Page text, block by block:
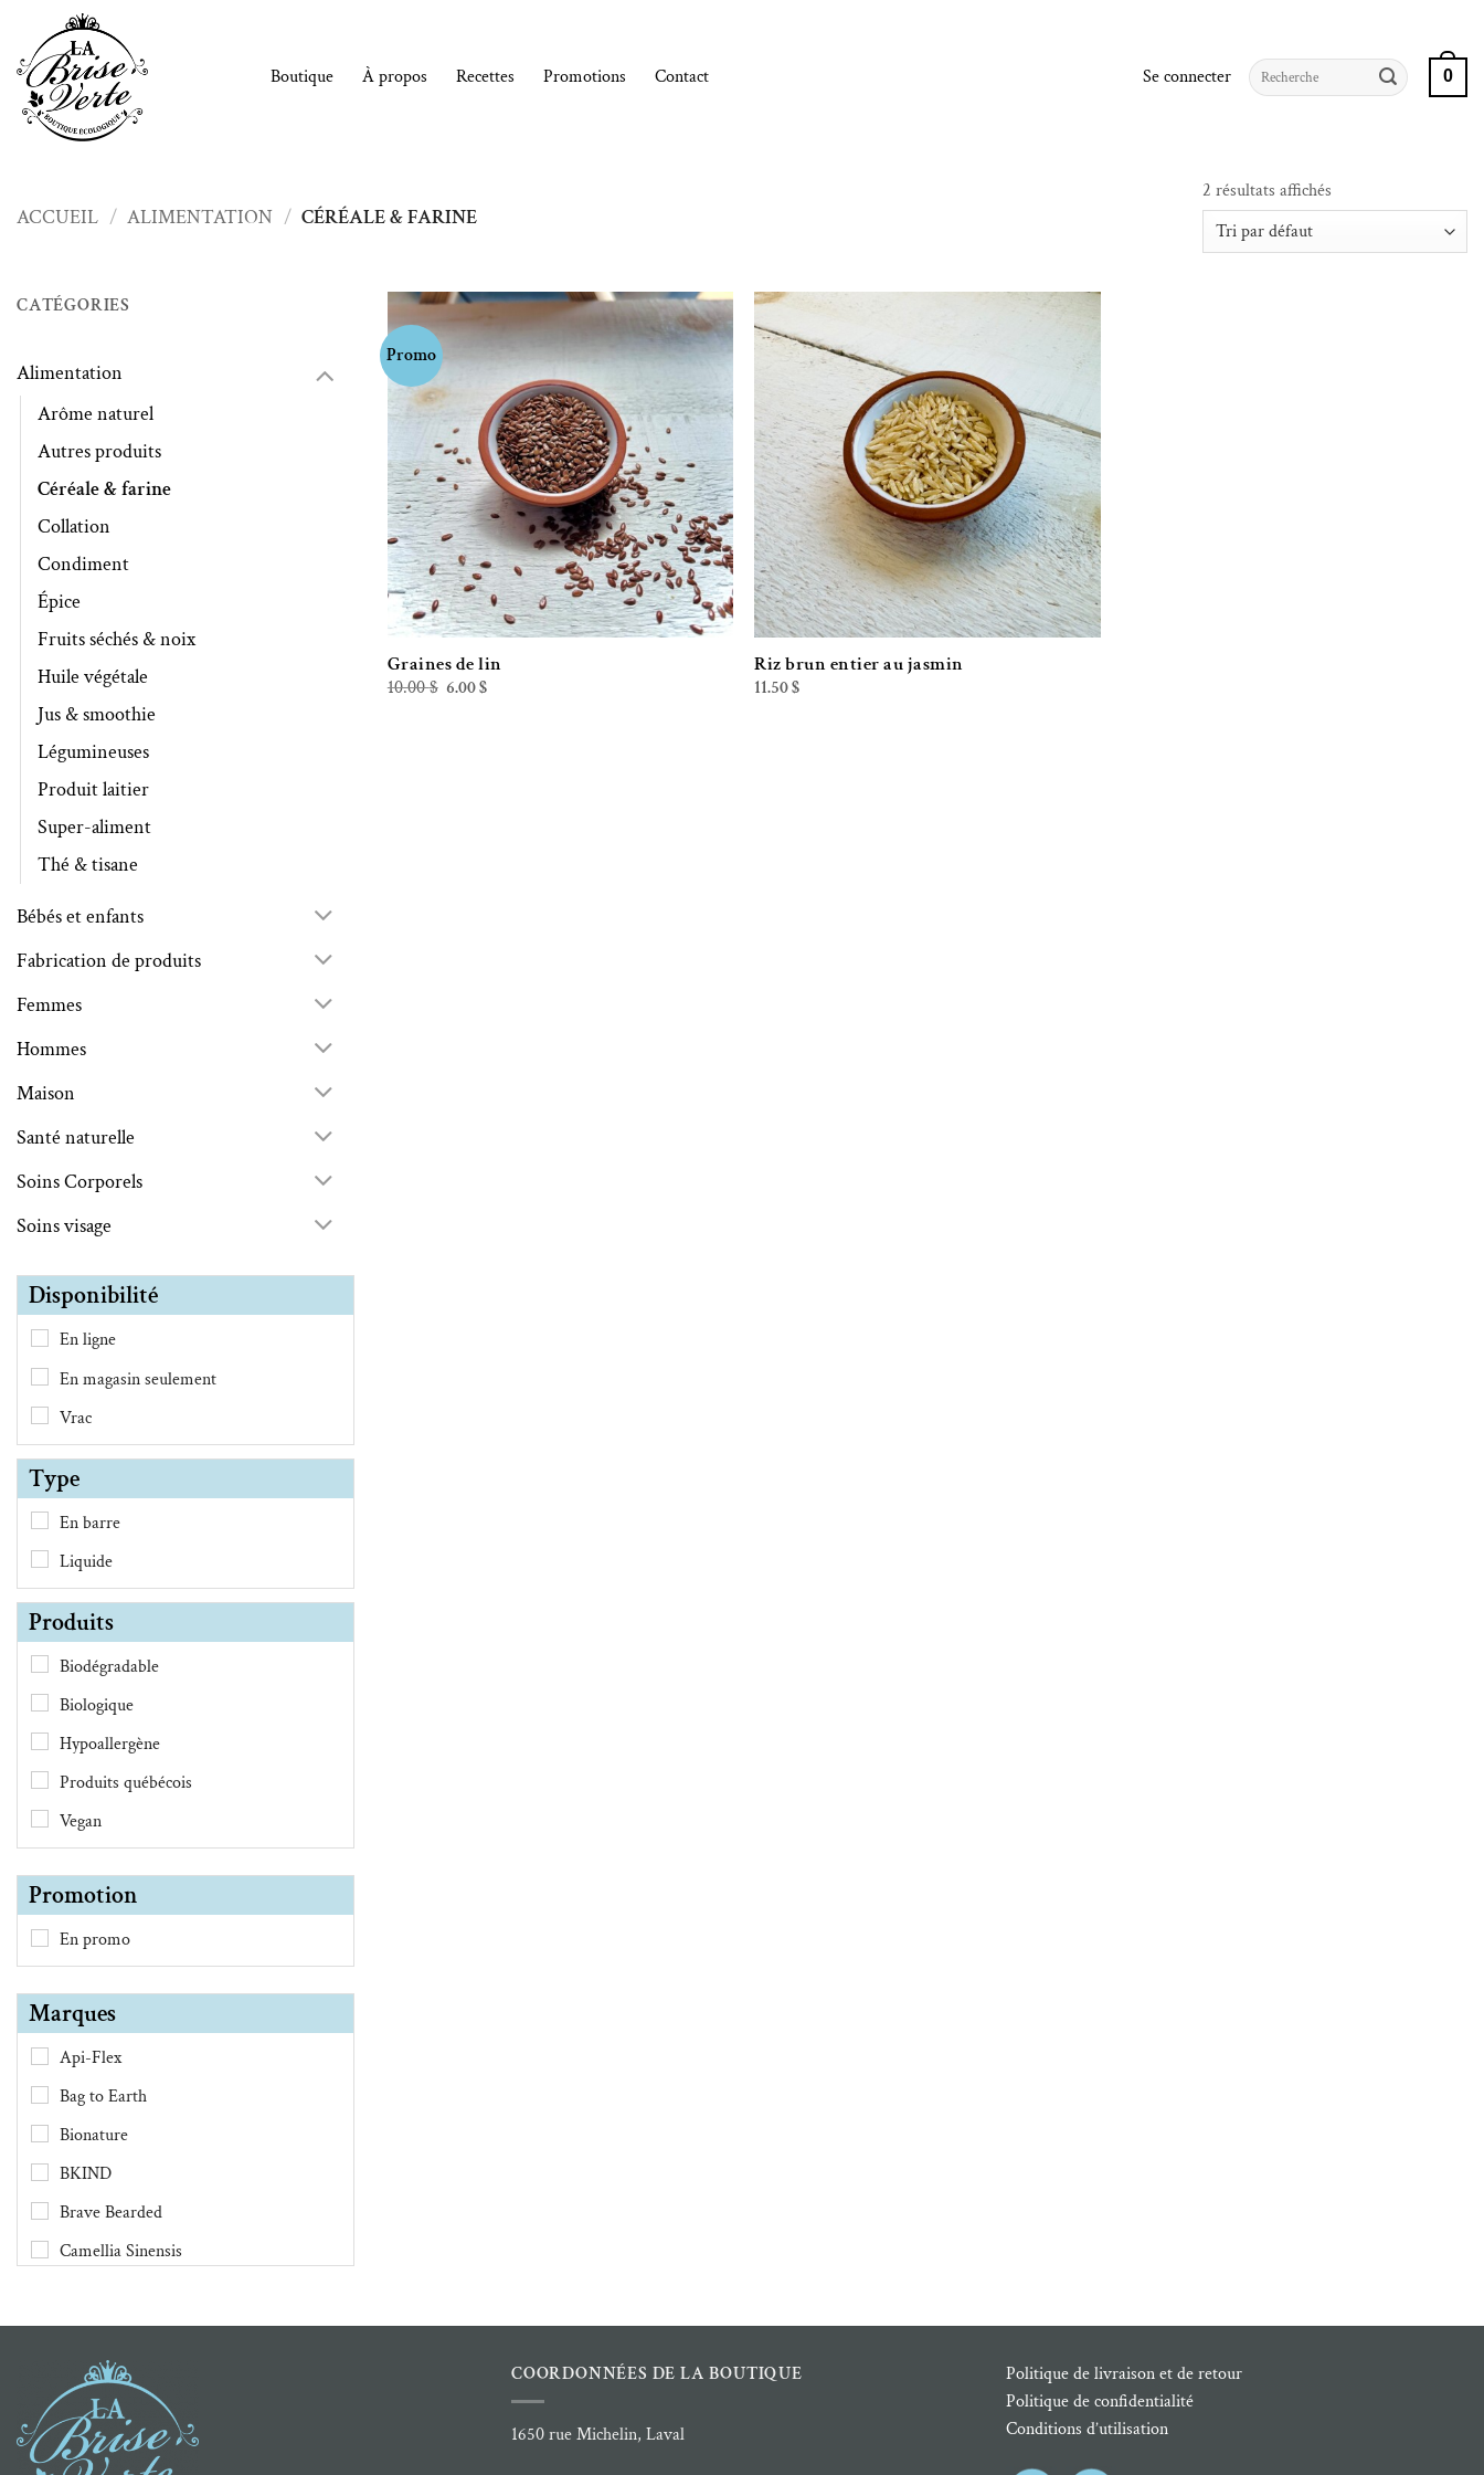
contenu
Boutique À propos Recettes Promotions Contact Se connecter
Recherche
pour :
0
ACCUEIL / ALIMENTATION / CÉRÉALE & FARINE
2 résultats affichés
CATÉGORIES
Alimentation
Arôme naturel
Autres produits
Céréale & farine
Collation
Condiment
Épice
Fruits séchés & noix
Huile végétale
Jus & smoothie
Légumineuses
Produit laitier
Super-aliment
Thé & tisane
Bébés et enfants
Fabrication de produits
Femmes
Hommes
Maison
Santé naturelle
Soins Corporels
Soins visage
Disponibilité
En ligne
En magasin seulement
Vrac
Type
En barre
Liquide
Produits
Biodégradable
Biologique
Hypoallergène
Produits québécois
Vegan
Promotion
En promo
Marques
Api-Flex
Bag to Earth
Bionature
BKIND
Brave Bearded
Camellia Sinensis
Clef des Champs
Danesco
Demain Demain
Dental Lace
Promo Ajouter à la liste de souhaits
Graines de lin
10.00$ Le
6.00$Le
Riz brun entier au jasmin
11.50$
COORDONNÉES DE LA BOUTIQUE
1650 rue Michelin, Laval
Politique de livraison et de retour
Politique de confidentialité
Conditions d’utilisation